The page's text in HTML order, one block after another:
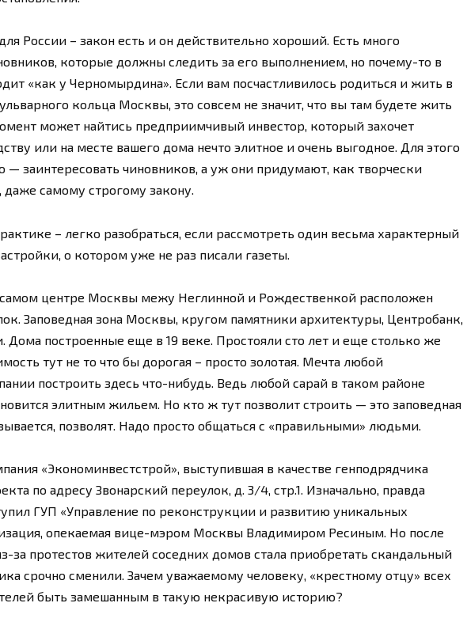
России – закон есть и он действительно хороший. Есть много
которые должны следить за его выполнением, но почему-то в
«как у Черномырдина». Если вам посчастливилось родиться и жить в
кольца Москвы, это совсем не значит, что вы там будете жить
может найтись предприимчивый инвестор, который захочет
или на месте вашего дома нечто элитное и очень выгодное. Для этого
— заинтересовать чиновников, а уж они придумают, как творчески
самому строгому закону.
– легко разобраться, если рассмотреть один весьма характерный
о котором уже не раз писали газеты.
центре Москвы межу Неглинной и Рождественкой расположен
Заповедная зона Москвы, кругом памятники архитектуры, Центробанк,
Дома построенные еще в 19 веке. Простояли сто лет и еще столько же
тут не то что бы дорогая – просто золотая. Мечта любой
построить здесь что-нибудь. Ведь любой сарай в таком районе
элитным жильем. Но кто ж тут позволит строить — это заповедная
позволят. Надо просто общаться с «правильными» людьми.
«Экономинвестстрой», выступившая в качестве генподрядчика
по адресу Звонарский переулок, д. 3/4, стр.1. Изначально, правда
ГУП «Управление по реконструкции и развитию уникальных
опекаемая вице-мэром Москвы Владимиром Ресиным. Но после
за протестов жителей соседних домов стала приобретать скандальный
срочно сменили. Зачем уважаемому человеку, «крестному отцу» всех
быть замешанным в такую некрасивую историю?